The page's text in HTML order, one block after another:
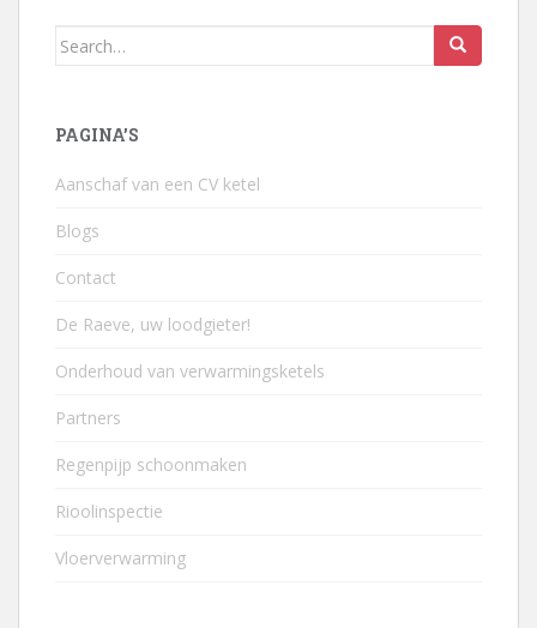
Search
PAGINA’S
Aanschaf van een CV ketel
Blogs
Contact
De Raeve, uw loodgieter!
Onderhoud van verwarmingsketels
Partners
Regenpijp schoonmaken
Rioolinspectie
Vloerverwarming